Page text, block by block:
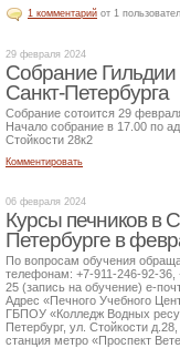
1 комментарий от 1
29 февраля 2024
Собрание Гильдии
Санкт-Петербурга
Собрание сотоится 29
Начало собрание в 17.00 по
Стойкости 28к2
Комментировать
06 февраля 2024
Курсы печников в
Петербурге в
По вопросам обучения
телефонам: +7-911-246-92-36,
25 (запись на обучение) е-
Адрес «Печного Учебного
ГБПОУ «Колледж Водных
Петербург, ул. Стойкости
станция метро «Проспект